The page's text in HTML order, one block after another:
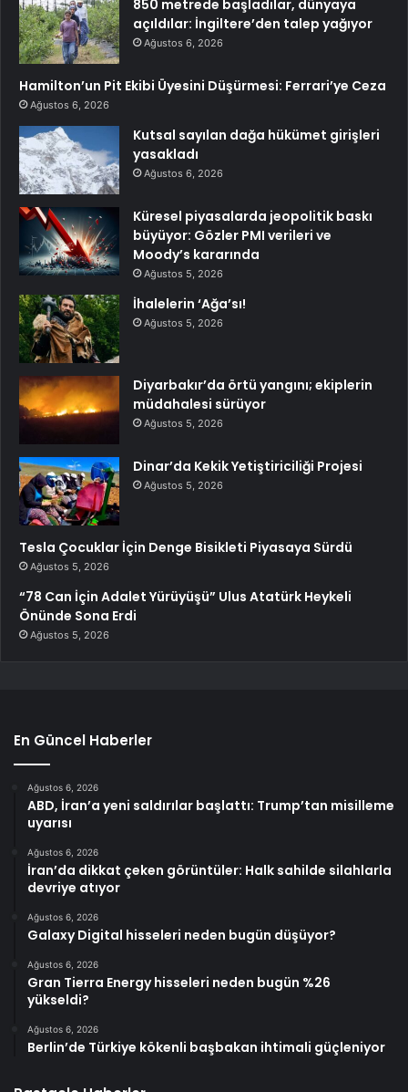
850 metrede başladılar, dünyaya
açıldılar: İngiltere’den talep yağıyor
Ağustos 6, 2026
Hamilton’un Pit Ekibi Üyesini Düşürmesi: Ferrari’ye Ceza
Ağustos 6, 2026
Kutsal sayılan dağa hükümet girişleri
yasakladı
Ağustos 6, 2026
Küresel piyasalarda jeopolitik baskı
büyüyor: Gözler PMI verileri ve
Moody’s kararında
Ağustos 5, 2026
İhalelerin ‘Ağa’sı!
Ağustos 5, 2026
Diyarbakır’da örtü yangını; ekiplerin
müdahalesi sürüyor
Ağustos 5, 2026
Dinar’da Kekik Yetiştiriciliği Projesi
Ağustos 5, 2026
Tesla Çocuklar İçin Denge Bisikleti Piyasaya Sürdü
Ağustos 5, 2026
“78 Can İçin Adalet Yürüyüşü” Ulus Atatürk Heykeli
Önünde Sona Erdi
Ağustos 5, 2026
En Güncel Haberler
Ağustos 6, 2026
ABD, İran’a yeni saldırılar başlattı: Trump’tan misilleme
uyarısı
Ağustos 6, 2026
İran’da dikkat çeken görüntüler: Halk sahilde silahlarla
devriye atıyor
Ağustos 6, 2026
Galaxy Digital hisseleri neden bugün düşüyor?
Ağustos 6, 2026
Gran Tierra Energy hisseleri neden bugün %26
yükseldi?
Ağustos 6, 2026
Berlin’de Türkiye kökenli başbakan ihtimali güçleniyor